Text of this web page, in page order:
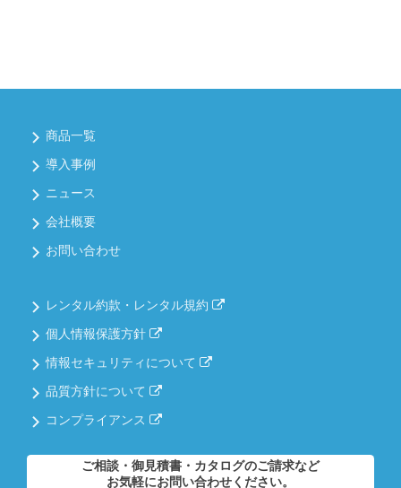
商品一覧
導入事例
ニュース
会社概要
お問い合わせ
レンタル約款・レンタル規約
個人情報保護方針
情報セキュリティについて
品質方針について
コンプライアンス
ご相談・御見積書・カタログのご請求など
お気軽にお問い合わせください。